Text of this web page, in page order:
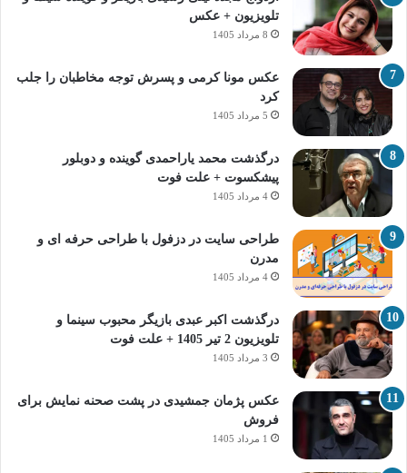
تلویزیون + عکس
8 مرداد 1405
عکس مونا کرمی و پسرش توجه مخاطبان را جلب
کرد
5 مرداد 1405
درگذشت محمد یاراحمدی گوینده و دوبلور
پیشکسوت + علت فوت
4 مرداد 1405
طراحی سایت در دزفول با طراحی حرفه‌ ای و
مدرن
4 مرداد 1405
درگذشت اکبر عبدی بازیگر محبوب سینما و
تلویزیون 2 تیر 1405 + علت فوت
3 مرداد 1405
عکس پژمان جمشیدی در پشت صحنه نمایش برای
فروش
1 مرداد 1405